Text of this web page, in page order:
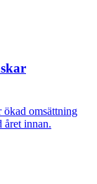
ökad omsättning
året innan.